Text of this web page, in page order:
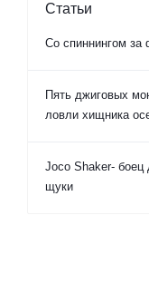
Статьи
Со спиннингом за
Пять джиговых
ловли хищника
Joco Shaker- боец
щуки